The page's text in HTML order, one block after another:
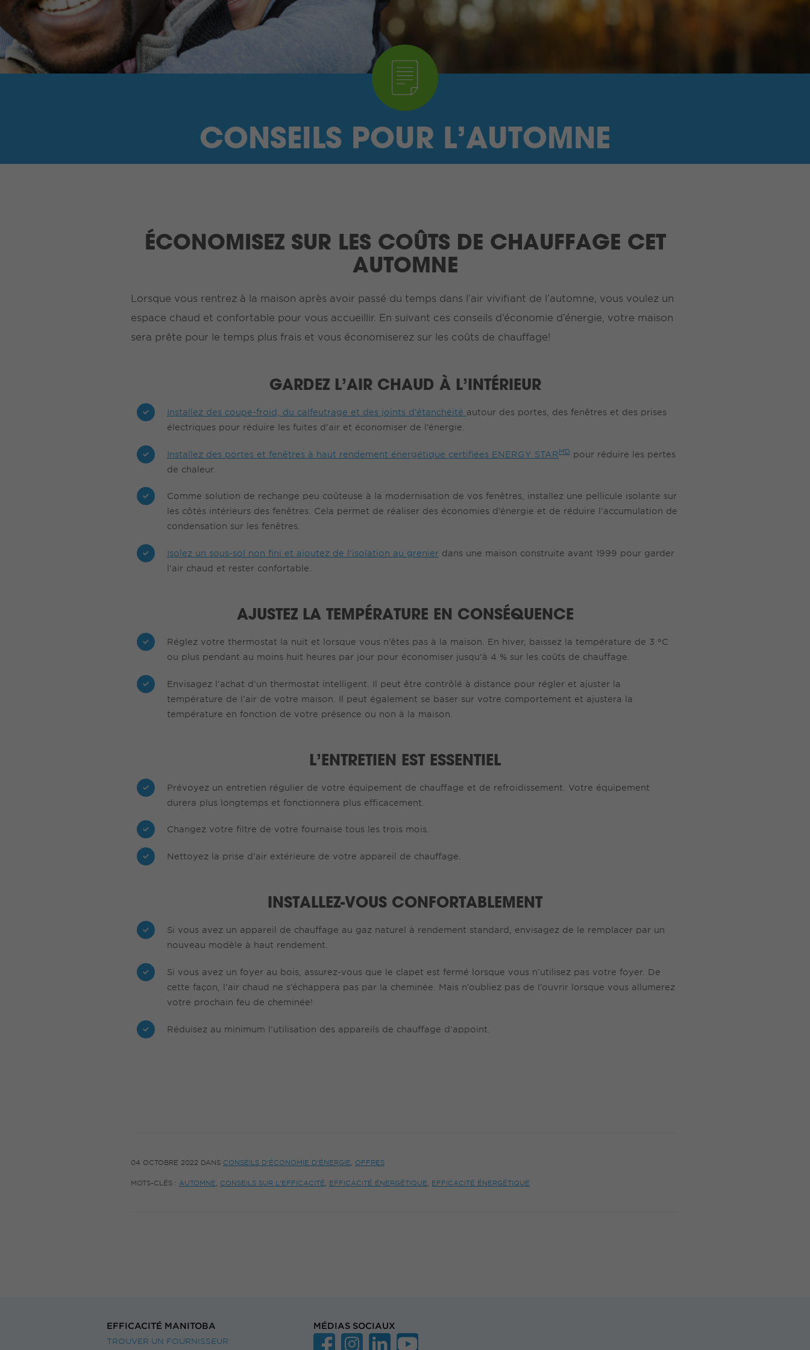
CONSEILS POUR L’AUTOMNE
ÉCONOMISEZ SUR LES COÛTS DE CHAUFFAGE CET
AUTOMNE
Lorsque vous rentrez à la maison après avoir passé du temps dans l’air vivifiant de l’automne, vous voulez un
espace chaud et confortable pour vous accueillir. En suivant ces conseils d’économie d’énergie, votre maison
sera prête pour le temps plus frais et vous économiserez sur les coûts de chauffage!
GARDEZ L’AIR CHAUD À L’INTÉRIEUR
Installez des coupe-froid, du calfeutrage et des joints d’étanchéité autour des portes, des fenêtres et des prises
électriques pour réduire les fuites d’air et économiser de l’énergie.
Installez des portes et fenêtres à haut rendement énergétique certifiées ENERGY STARMD pour réduire les pertes
de chaleur.
Comme solution de rechange peu coûteuse à la modernisation de vos fenêtres, installez une pellicule isolante sur
les côtés intérieurs des fenêtres. Cela permet de réaliser des économies d’énergie et de réduire l’accumulation de
condensation sur les fenêtres.
Isolez un sous-sol non fini et ajoutez de l’isolation au grenier dans une maison construite avant 1999 pour garder
l’air chaud et rester confortable.
AJUSTEZ LA TEMPÉRATURE EN CONSÉQUENCE
Réglez votre thermostat la nuit et lorsque vous n’êtes pas à la maison. En hiver, baissez la température de 3 °C
ou plus pendant au moins huit heures par jour pour économiser jusqu’à 4 % sur les coûts de chauffage.
Envisagez l’achat d’un thermostat intelligent. Il peut être contrôlé à distance pour régler et ajuster la
température de l’air de votre maison. Il peut également se baser sur votre comportement et ajustera la
température en fonction de votre présence ou non à la maison.
L’ENTRETIEN EST ESSENTIEL
Prévoyez un entretien régulier de votre équipement de chauffage et de refroidissement. Votre équipement
durera plus longtemps et fonctionnera plus efficacement.
Changez votre filtre de votre fournaise tous les trois mois.
Nettoyez la prise d’air extérieure de votre appareil de chauffage.
INSTALLEZ-VOUS CONFORTABLEMENT
Si vous avez un appareil de chauffage au gaz naturel à rendement standard, envisagez de le remplacer par un
nouveau modèle à haut rendement.
Si vous avez un foyer au bois, assurez-vous que le clapet est fermé lorsque vous n’utilisez pas votre foyer. De
cette façon, l’air chaud ne s’échappera pas par la cheminée. Mais n’oubliez pas de l’ouvrir lorsque vous allumerez
votre prochain feu de cheminée!
Réduisez au minimum l’utilisation des appareils de chauffage d’appoint.
04 OCTOBRE 2022 DANS CONSEILS D’ÉCONOMIE D’ÉNERGIE OFFRES
MOTS-CLÉS : AUTOMNE CONSEILS SUR L’EFFICACITÉ EFFICACITÉ ÉNERGÉTIQUE EFFICACITÉ ÉNERGÉTIQUE
EFFICACITÉ MANITOBA
TROUVER UN FOURNISSEUR
MÉDIAS SOCIAUX